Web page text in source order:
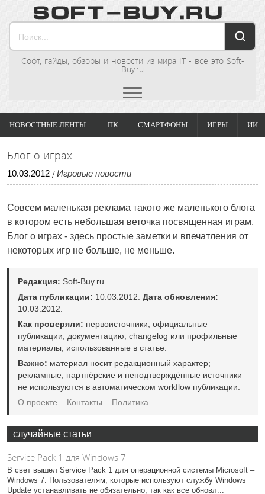
Софт, гайды, обзоры и новости из мира IT - все это Soft-
Buy.ru
НОВОСТНЫЕ ЛЕНТЫ: ПК СМАРТФОНЫ ИГРЫ ИИ
Блог о играх
10.03.2012 / Игровые новости
Совсем маленькая реклама такого же маленького блога
в котором есть небольшая веточка посвященная играм.
Блог о играх - здесь простые заметки и впечатления от
некоторых игр не больше, не меньше.
Редакция: Soft-Buy.ru
Дата публикации: 10.03.2012. Дата обновления:
10.03.2012.
Как проверяли: первоисточники, официальные
публикации, документацию, changelog или профильные
материалы, использованные в статье.
Важно: материал носит редакционный характер;
рекламные, партнёрские и неподтверждённые источники
не используются в автоматическом workflow публикации.
О проекте
Контакты Политика
случайные статьи
Service Pack 1 для Windows 7
В свет вышел Service Pack 1 для операционной системы Microsoft –
Windows 7. Пользователям, которые используют службу Windows
Update устанавливать не обязательно, так как все обновл...